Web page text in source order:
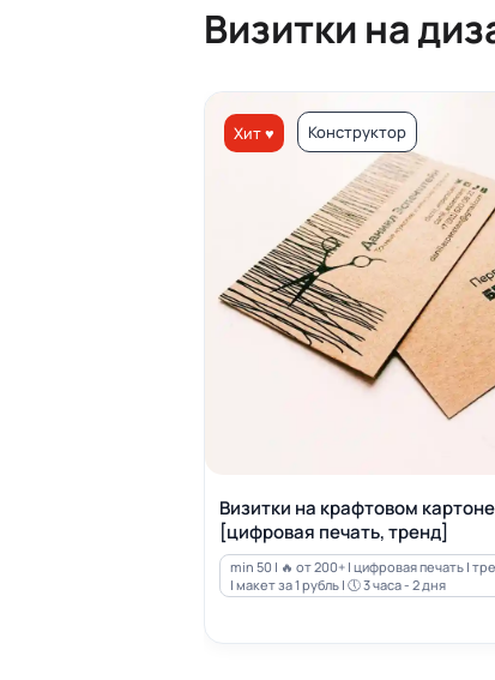
Визитки на
Хит ♥ Конструктор
Визитки на крафтовом картоне
[цифровая печать, тренд]
min 50 | 🔥 от 200+ | цифровая печать |
| макет за 1 рубль | 🕔 3 часа - 2 дня